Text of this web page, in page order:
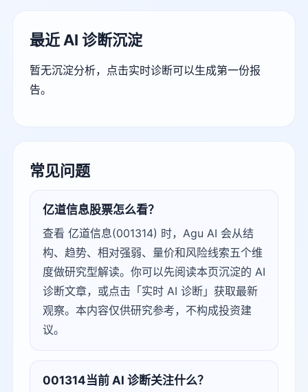
最近 AI 诊断沉淀
暂无沉淀分析，点击实时诊断可以生成第一份报
告。
常见问题
亿道信息股票怎么看？
查看 亿道信息(001314) 时，Agu AI 会从结
构、趋势、相对强弱、量价和风险线索五个维
度做研究型解读。你可以先阅读本页沉淀的 AI
诊断文章，或点击「实时 AI 诊断」获取最新
观察。本内容仅供研究参考，不构成投资建
议。
001314当前 AI 诊断关注什么？